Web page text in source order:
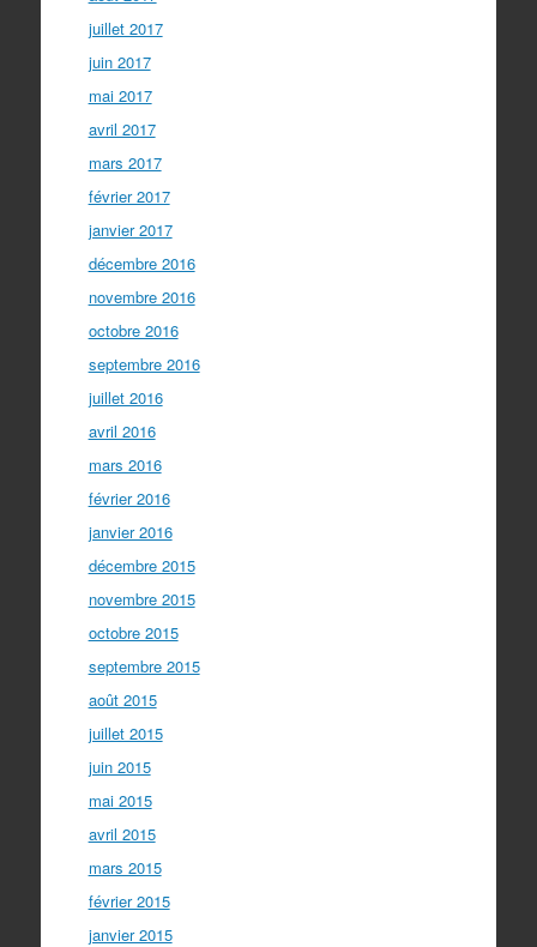
juillet 2017
juin 2017
mai 2017
avril 2017
mars 2017
février 2017
janvier 2017
décembre 2016
novembre 2016
octobre 2016
septembre 2016
juillet 2016
avril 2016
mars 2016
février 2016
janvier 2016
décembre 2015
novembre 2015
octobre 2015
septembre 2015
août 2015
juillet 2015
juin 2015
mai 2015
avril 2015
mars 2015
février 2015
janvier 2015